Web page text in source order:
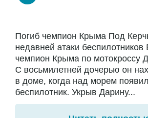
Погиб чемпион Крыма Под
недавней атаки беспилотников
чемпион Крыма по мотокроссу
С восьмилетней дочерью он
в доме, когда над морем
беспилотник. Укрыв Дарину...